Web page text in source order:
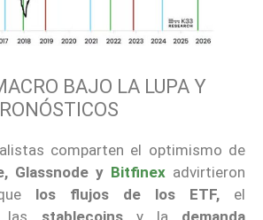
BAJO LA LUPA Y
comparten el optimismo de
Glassnode y Bitfinex advirtieron
los flujos de los ETF, el
las stablecoins y la demanda